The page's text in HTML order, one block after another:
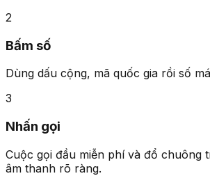
2
Bấm số
Dùng dấu cộng, mã quốc gia rồi số
3
Nhấn gọi
Cuộc gọi đầu miễn phí và đổ chuông
âm thanh rõ ràng.